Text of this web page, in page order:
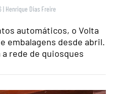
| Henrique Dias Freire
automáticos, o Volta
embalagens desde abril.
rede de quiosques